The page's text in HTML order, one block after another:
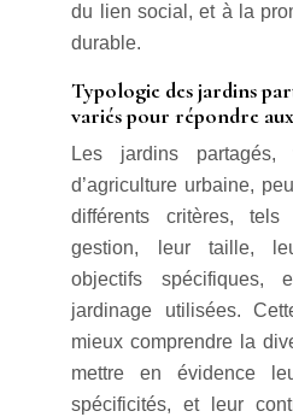
du lien social, et à la
durable.
Typologie des jardins
variés pour répondre
Les jardins partagés,
d’agriculture urbaine,
différents critères,
gestion, leur taille,
objectifs spécifiques,
jardinage utilisées.
mieux comprendre la
mettre en évidence
spécificités, et leur